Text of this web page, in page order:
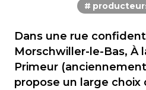
Dans une rue
Morschwiller-le-Bas, À
Primeur
propose un large choix